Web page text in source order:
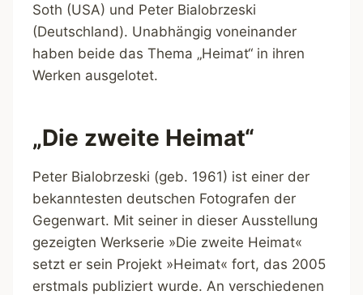
Soth (USA) und Peter Bialobrzeski
(Deutschland). Unabhängig voneinander
haben beide das Thema „Heimat“ in ihren
Werken ausgelotet.
„Die zweite Heimat“
Peter Bialobrzeski (geb. 1961) ist einer der
bekanntesten deutschen Fotografen der
Gegenwart. Mit seiner in dieser Ausstellung
gezeigten Werkserie »Die zweite Heimat«
setzt er sein Projekt »Heimat« fort, das 2005
erstmals publiziert wurde. An verschiedenen